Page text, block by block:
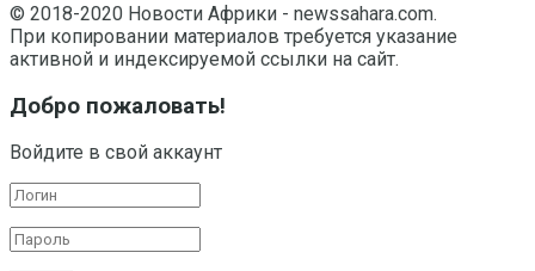
© 2018-2020 Новости Африки - newssahara.com.
При копировании материалов требуется указание
активной и индексируемой ссылки на сайт.
Добро пожаловать!
Войдите в свой аккаунт